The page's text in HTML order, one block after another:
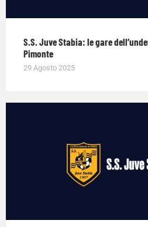
S.S. Juve Stabia: le gare
Pimonte
29 Agosto 2025